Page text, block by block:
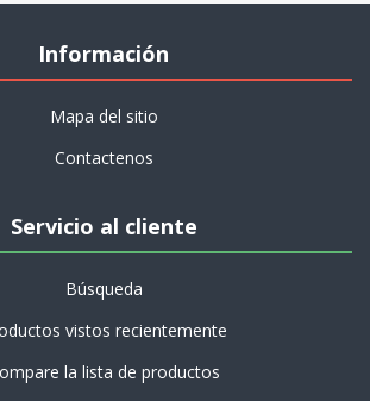
Información
Mapa del sitio
Contactenos
Servicio al cliente
Búsqueda
vistos recientemente
la lista de productos